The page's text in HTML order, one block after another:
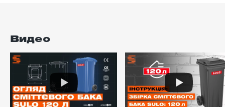
Видео